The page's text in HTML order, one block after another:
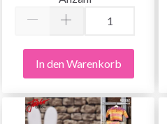
In den Warenkorb